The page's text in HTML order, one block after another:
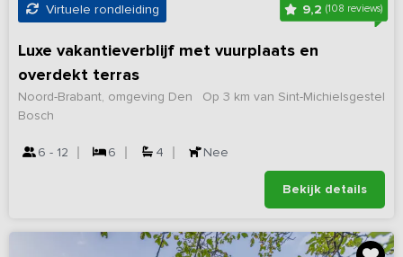
Virtuele rondleiding 9,2 (108 reviews)
Luxe vakantieverblijf met vuurplaats en
overdekt terras
Op 3 km van Sint-Michielsgestel
Noord-Brabant, omgeving Den
Bosch
6 - 12 6 4 Nee
Bekijk details